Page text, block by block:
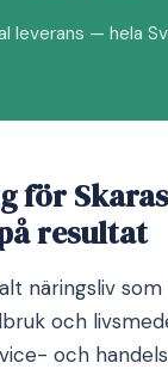
leverans — hela
för
resultat
näringsliv
och
och